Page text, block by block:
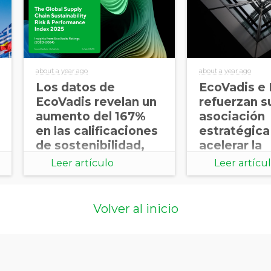
about a year ago
Los datos de
EcoVadis revelan un
aumento del 167%
en las calificaciones
de sostenibilidad,
mientras el retorno
de la inversión en
Leer artículo
about a year ago
EcoVadis e
refuerzan
asociación
estratégica
acelerar la
riesgos en
Leer
Volver al inicio